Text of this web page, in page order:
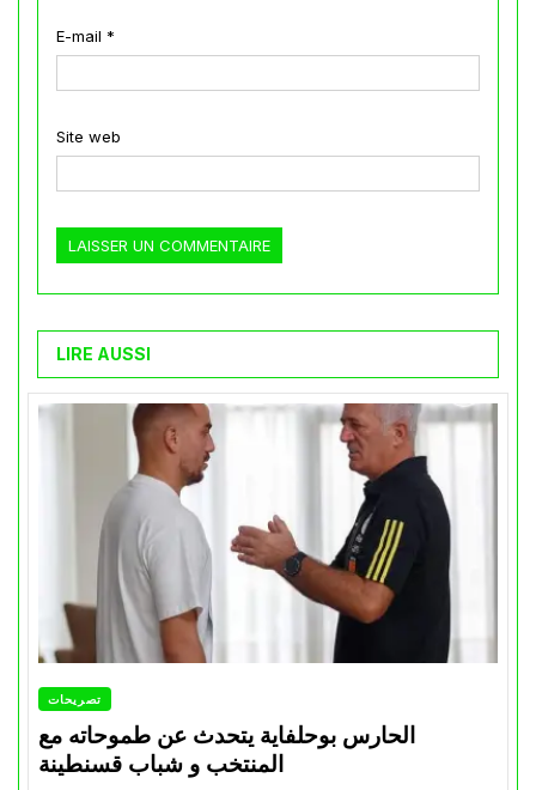
E-mail *
Site web
LIRE AUSSI
تصريحات
الحارس بوحلفاية يتحدث عن طموحاته مع
المنتخب و شباب قسنطينة